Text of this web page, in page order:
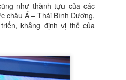
như thành tựu của các
châu Á – Thái Bình Dương,
khẳng định vị thế của
Không cần những bộ trang
trương, Quyn Si lựa chọn
mềm mại, phản chiếu hình
giữa quyền lực và nét nữ